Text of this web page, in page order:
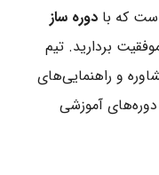
که با دوره ساز
بردارید. تیم
و راهنمایی‌های
آموزشی